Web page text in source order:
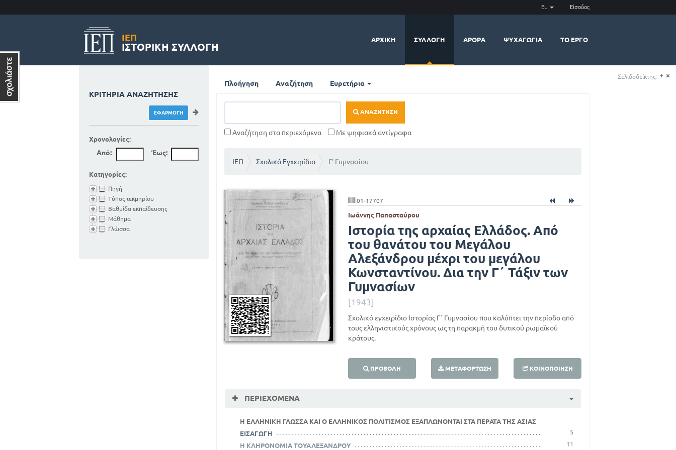
EL Είσοδος
ΙΕΠ
ΙΣΤΟΡΙΚΉ ΣΥΛΛΟΓΉ
ΑΡΧΙΚΉ ΣΥΛΛΟΓΉ ΆΡΘΡΑ ΨΥΧΑΓΩΓΊΑ ΤΟ ΈΡΓΟ
Πλοήγηση Αναζήτηση Ευρετήρια
ΑΝΑΖΉΤΗΣΗ
Αναζήτηση στα περιεχόμενα Με ψηφιακά αντίγραφα
ΙΕΠ Σχολικό Εγχειρίδιο Γ' Γυμνασίου
01-17707
Ιωάννης Παπασταύρου
Ιστορία της αρχαίας Ελλάδος. Από
του θανάτου του Μεγάλου
Αλεξάνδρου μέχρι του μεγάλου
Κωνσταντίνου. Δια την Γ΄ Τάξιν των
Γυμνασίων
[1943]
Σχολικό εγχειρίδιο Ιστορίας Γ΄ Γυμνασίου που καλύπτει την περίοδο από
τους ελληνιστικούς χρόνους ως τη παρακμή του δυτικού ρωμαϊκού
κράτους.
ΠΡΟΒΟΛΉ ΜΕΤΑΦΌΡΤΩΣΗ ΚΟΙΝΟΠΟΊΗΣΗ
ΠΕΡΙΕΧΌΜΕΝΑ
Η ΕΛΛΗΝΙΚΗ ΓΛΩΣΣΑ ΚΑΙ Ο ΕΛΛΗΝΙΚΟΣ ΠΟΛΙΤΙΣΜΟΣ ΕΞΑΠΛΩΝΟΝΤΑΙ ΣΤΑ ΠΕΡΑΤΑ ΤΗΣ ΑΣΙΑΣ
ΕΙΣΑΓΩΓΗ
5
Η ΚΛΗΡΟΝΟΜΙΑ ΤΟΥΑΛΕΞΑΝΔΡΟΥ
11
ΚΡΙΤΉΡΙΑ ΑΝΑΖΉΤΗΣΗΣ
Χρονολογίες:
Από: Έως:
Κατηγορίες:
Πηγή
Τύπος τεκμηρίου
Βαθμίδα εκπαίδευσης
Μάθημα
Γλώσσα
Σελιδοδείκτης: